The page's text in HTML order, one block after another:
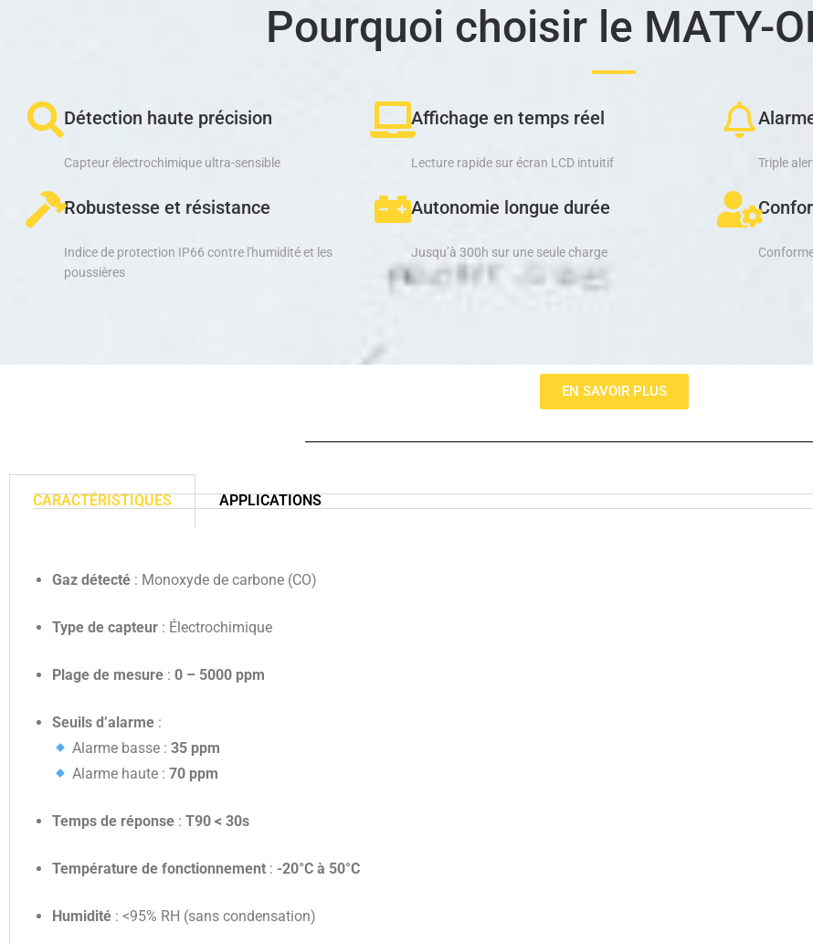
Pourquoi choisir le MATY-
Détection haute précision
Capteur électrochimique ultra-sensible
Affichage en temps réel
Lecture rapide sur écran LCD intuitif Triple
Robustesse et résistance
Indice de protection IP66 contre l'humidité et les
poussières
Autonomie longue durée
Jusqu’à 300h sur une seule charge
EN SAVOIR PLUS
CARACTÉRISTIQUES APPLICATIONS
Gaz détecté: Monoxyde de carbone (CO)
Type de capteur: Électrochimique
Plage de mesure: 0 – 5000 ppm
Seuils d’alarme:
Alarme basse : 35 ppm
Alarme haute : 70 ppm
Temps de réponse: T90 < 30s
Température de fonctionnement: -20°C à 50°C
Humidité: <95% RH (sans condensation)